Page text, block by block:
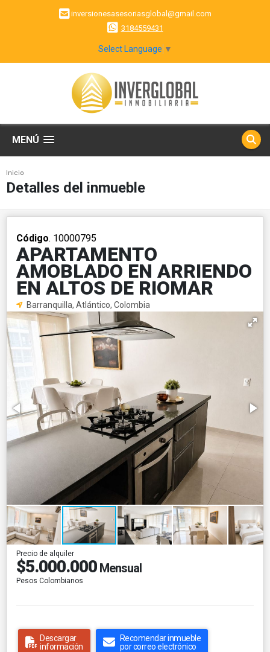
inversionesasesoriasglobal@gmail.com
3184559431
Select Language ▼
MENÚ
Inicio
Detalles del inmueble
Código. 10000795
APARTAMENTO
AMOBLADO EN ARRIENDO
EN ALTOS DE RIOMAR
Barranquilla, Atlántico, Colombia
Precio de alquiler
$5.000.000 Mensual
Pesos Colombianos
Descargar
información
Recomendar inmueble
por correo electrónico